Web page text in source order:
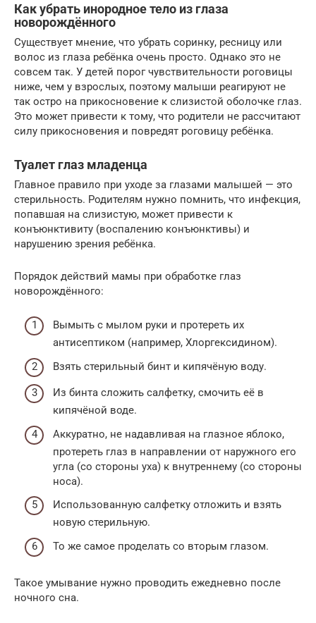
Как убрать инородное тело из глаза
новорождённого
Существует мнение, что убрать соринку, ресницу или
волос из глаза ребёнка очень просто. Однако это не
совсем так. У детей порог чувствительности роговицы
ниже, чем у взрослых, поэтому малыши реагируют не
так остро на прикосновение к слизистой оболочке глаз.
Это может привести к тому, что родители не рассчитают
силу прикосновения и повредят роговицу ребёнка.
Туалет глаз младенца
Главное правило при уходе за глазами малышей — это
стерильность. Родителям нужно помнить, что инфекция,
попавшая на слизистую, может привести к
конъюнктивиту (воспалению конъюнктивы) и
нарушению зрения ребёнка.
Порядок действий мамы при обработке глаз
новорождённого:
Вымыть с мылом руки и протереть их
антисептиком (например, Хлоргексидином).
Взять стерильный бинт и кипячёную воду.
Из бинта сложить салфетку, смочить её в
кипячёной воде.
Аккуратно, не надавливая на глазное яблоко,
протереть глаз в направлении от наружного его
угла (со стороны уха) к внутреннему (со стороны
носа).
Использованную салфетку отложить и взять
новую стерильную.
То же самое проделать со вторым глазом.
Такое умывание нужно проводить ежедневно после
ночного сна.